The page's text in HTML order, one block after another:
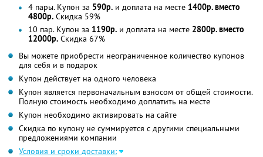
4 пары. Купон за 590р. и доплата на месте 1400р. вместо
4800р. Скидка 59%
10 пар. Купон за 1190р. и доплата на месте 2800р. вместо
12000р. Скидка 67%
Вы можете приобрести неограниченное количество купонов
для себя и в подарок
Купон действует на одного человека
Купон является первоначальным взносом от общей стоимости.
Полную стоимость необходимо доплатить на месте
Купон необходимо активировать на сайте
Скидка по купону не суммируется с другими специальными
предложениями компании
Условия и сроки доставки: